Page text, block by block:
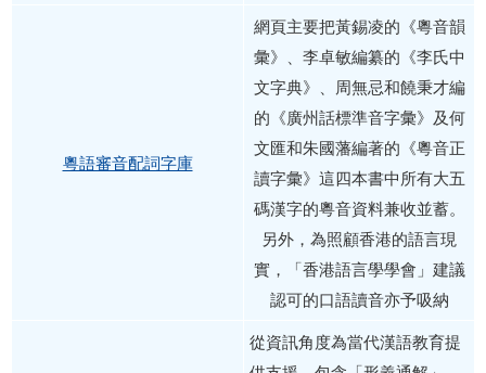
粵語審音配詞字庫
網頁主要把黃錫凌的《粵音韻
彙》、李卓敏編纂的《李氏中
文字典》、周無忌和饒秉才編
的《廣州話標準音字彙》及何
文匯和朱國藩編著的《粵音正
讀字彙》這四本書中所有大五
碼漢字的粵音資料兼收並蓄。
另外，為照顧香港的語言現
實，「香港語言學學會」建議
認可的口語讀音亦予吸納
從資訊角度為當代漢語教育提